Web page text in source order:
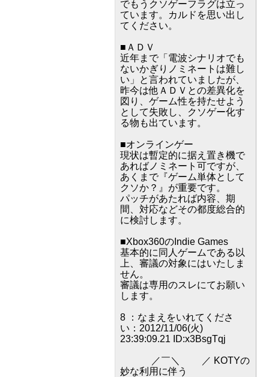
でもうクソゲーフラグは立っ
ています。カルドを思い出し
てください。
■ＡＤＶ
近年まで「電波シナリオでも
ないかぎりノミネートは難し
い」と言われていましたが、
昨今は他ＡＤＶとの差異化を
図り、ゲーム性を持たせよう
として失敗し、クソゲー化す
る物も出ています。
■オンラインゲー
現状は暫定的に据え置き機で
あればノミネート可ですが、
あくまで『ゲーム単体として
クソか？』が重要です。
パッチがあたれば内容、期
間、対応などその都度総合的
に検討します。
■Xbox360のIndie Games
基本的に同人ゲームである以
上、審議の対象にはいたしま
せん。
審議は専用のスレにてお願い
します。
8 ：なまえをいれてくださ
い：2012/11/06(火)
23:39:09.21 ID:x3BsgTqj
／￣＼ ／ KOTYの
妙な利用に伴う